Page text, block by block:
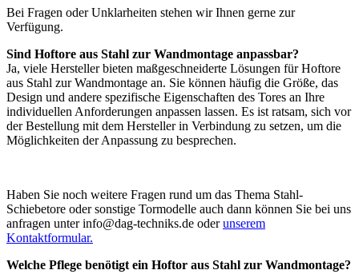
Bei Fragen oder Unklarheiten stehen wir Ihnen gerne zur
Verfügung.
Sind Hoftore aus Stahl zur Wandmontage anpassbar?
Ja, viele Hersteller bieten maßgeschneiderte Lösungen für Hoftore
aus Stahl zur Wandmontage an. Sie können häufig die Größe, das
Design und andere spezifische Eigenschaften des Tores an Ihre
individuellen Anforderungen anpassen lassen. Es ist ratsam, sich vor
der Bestellung mit dem Hersteller in Verbindung zu setzen, um die
Möglichkeiten der Anpassung zu besprechen.
Haben Sie noch weitere Fragen rund um das Thema Stahl-
Schiebetore oder sonstige Tormodelle auch dann können Sie bei uns
anfragen unter info@dag-techniks.de oderunserem
Kontaktformular.
Welche Pflege benötigt ein Hoftor aus Stahl zur Wandmontage?